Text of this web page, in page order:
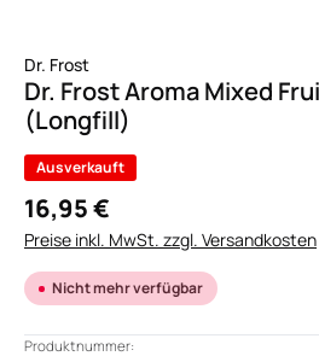
Dr. Frost
Dr. Frost Aroma Mixed
(Longfill)
Ausverkauft
16,95 €
Preise inkl. MwSt. zzgl. Versandkosten
Nicht mehr verfügbar
Produktnummer: